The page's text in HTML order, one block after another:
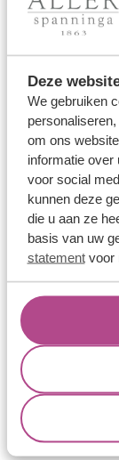
Deze
We gebruiken
om ons
informatie over
voor social
kunnen deze
die u aan ze
basis van uw
statementvoor
Ons aanbod
Memoireringen
Verlovingsringen
Over ons
Aller Spanninga
Historie
Certificaten
Jouw voordelen
Conflictvrije
Oneindig veel
Kwaliteit
Juweliers &